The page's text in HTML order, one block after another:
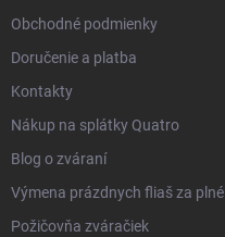
Obchodné podmienky
Doručenie a platba
Kontakty
Nákup na splátky Quatro
Blog o zváraní
Výmena prázdnych fliaš za plné
Požičovňa zváračiek